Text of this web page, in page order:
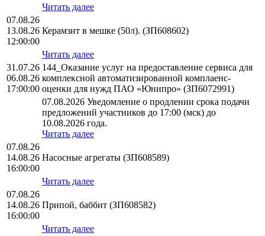
Читать далее
07.08.26
13.08.26
12:00:00
Керамзит в мешке (50л). (ЗП608602)
Читать далее
31.07.26
06.08.26
17:00:00
144_Оказание услуг на предоставление сервиса для
комплексной автоматизированной комплаенс-
оценки для нужд ПАО «Юнипро» (ЗП6072991)
07.08.2026 Уведомление о продлении срока подачи
предложений участников до 17:00 (мск) до
10.08.2026 года.
Читать далее
07.08.26
14.08.26
16:00:00
Насосные агрегаты (ЗП608589)
Читать далее
07.08.26
14.08.26
16:00:00
Припой, баббит (ЗП608582)
Читать далее